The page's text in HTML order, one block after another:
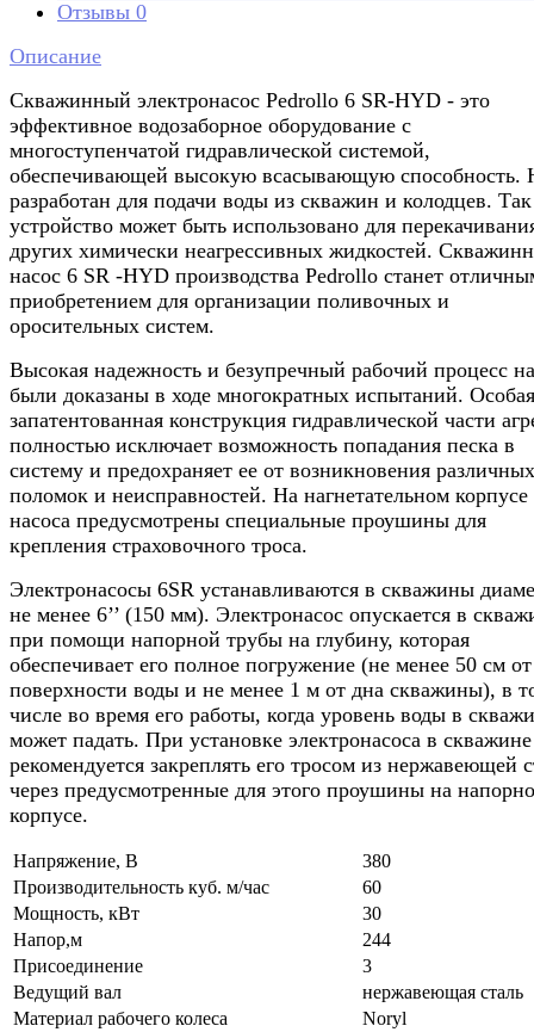
Отзывы 0
Описание
Скважинный электронасос Pedrollo 6 SR-HYD - это
эффективное водозаборное оборудование с
многоступенчатой гидравлической системой,
обеспечивающей высокую всасывающую способность.
разработан для подачи воды из скважин и колодцев.
устройство может быть использовано для
других химически неагрессивных жидкостей.
насос 6 SR -HYD производства Pedrollo станет
приобретением для организации поливочных и
оросительных систем.
Высокая надежность и безупречный рабочий процесс
были доказаны в ходе многократных испытаний. Особая
запатентованная конструкция гидравлической части
полностью исключает возможность попадания песка в
систему и предохраняет ее от возникновения различных
поломок и неисправностей. На нагнетательном корпусе
насоса предусмотрены специальные проушины для
крепления страховочного троса.
Электронасосы 6SR устанавливаются в скважины
не менее 6’’ (150 мм). Электронасос опускается в
при помощи напорной трубы на глубину, которая
обеспечивает его полное погружение (не менее 50 см от
поверхности воды и не менее 1 м от дна скважины), в
числе во время его работы, когда уровень воды в
может падать. При установке электронасоса в скважине
рекомендуется закреплять его тросом из нержавеющей
через предусмотренные для этого проушины на
корпусе.
Напряжение, В
380
Производительность куб. м/час
60
Мощность, кВт
30
Напор,м
244
Присоединение
3
Ведущий вал
нержавеющая сталь
Материал рабочего колеса
Noryl